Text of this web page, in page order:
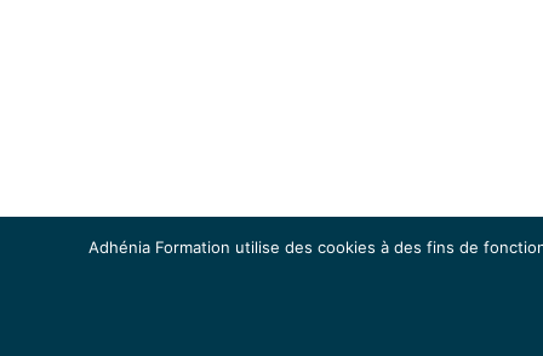
Adhénia Formation utilise des cookies à des fins de